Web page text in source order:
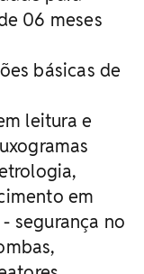
06 meses
básicas de
leitura e
em
segurança no